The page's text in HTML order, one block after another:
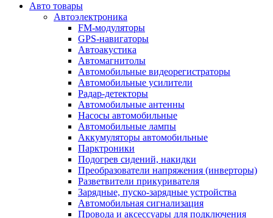
Авто товары
Автоэлектроника
FM-модуляторы
GPS-навигаторы
Автоакустика
Автомагнитолы
Автомобильные видеорегистраторы
Автомобильные усилители
Радар-детекторы
Автомобильные антенны
Насосы автомобильные
Автомобильные лампы
Аккумуляторы автомобильные
Парктроники
Подогрев сидений, накидки
Преобразователи напряжения (инверторы)
Разветвители прикуривателя
Зарядные, пуско-зарядные устройства
Автомобильная сигнализация
Провода и аксессуары для подключения